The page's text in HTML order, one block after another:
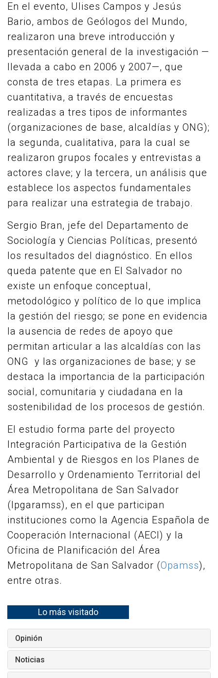
En el evento, Ulises Campos y Jesús
Bario, ambos de Geólogos del Mundo,
realizaron una breve introducción y
presentación general de la investigación —
llevada a cabo en 2006 y 2007—, que
consta de tres etapas. La primera es
cuantitativa, a través de encuestas
realizadas a tres tipos de informantes
(organizaciones de base, alcaldías y ONG);
la segunda, cualitativa, para la cual se
realizaron grupos focales y entrevistas a
actores clave; y la tercera, un análisis que
establece los aspectos fundamentales
para realizar una estrategia de trabajo.
Sergio Bran, jefe del Departamento de
Sociología y Ciencias Políticas, presentó
los resultados del diagnóstico. En ellos
queda patente que en El Salvador no
existe un enfoque conceptual,
metodológico y político de lo que implica
la gestión del riesgo; se pone en evidencia
la ausencia de redes de apoyo que
permitan articular a las alcaldías con las
ONG y las organizaciones de base; y se
destaca la importancia de la participación
social, comunitaria y ciudadana en la
sostenibilidad de los procesos de gestión.
El estudio forma parte del proyecto
Integración Participativa de la Gestión
Ambiental y de Riesgos en los Planes de
Desarrollo y Ordenamiento Territorial del
Área Metropolitana de San Salvador
(Ipgaramss), en el que participan
instituciones como la Agencia Española de
Cooperación Internacional (AECI) y la
Oficina de Planificación del Área
Metropolitana de San Salvador (Opamss),
entre otras.
Lo más visitado
Opinión
Noticias